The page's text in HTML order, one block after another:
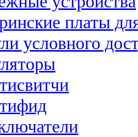
платы
условного